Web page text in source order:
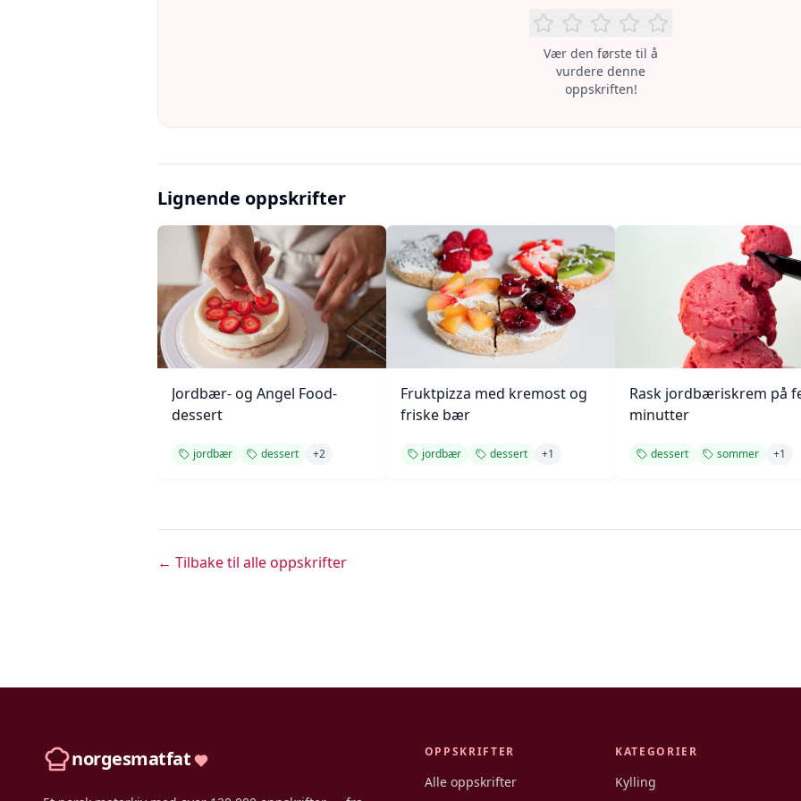
Vær den første til å
vurdere denne
oppskriften!
Lignende oppskrifter
Jordbær- og Angel Food-
dessert
jordbær dessert +2
Fruktpizza med kremost og
friske bær
jordbær dessert +1
Rask jordbæriskrem på
minutter
dessert sommer +1
← Tilbake til alle oppskrifter
norgesmatfat OPPSKRIFTER
Alle oppskrifter
KATEGORIER
Kylling